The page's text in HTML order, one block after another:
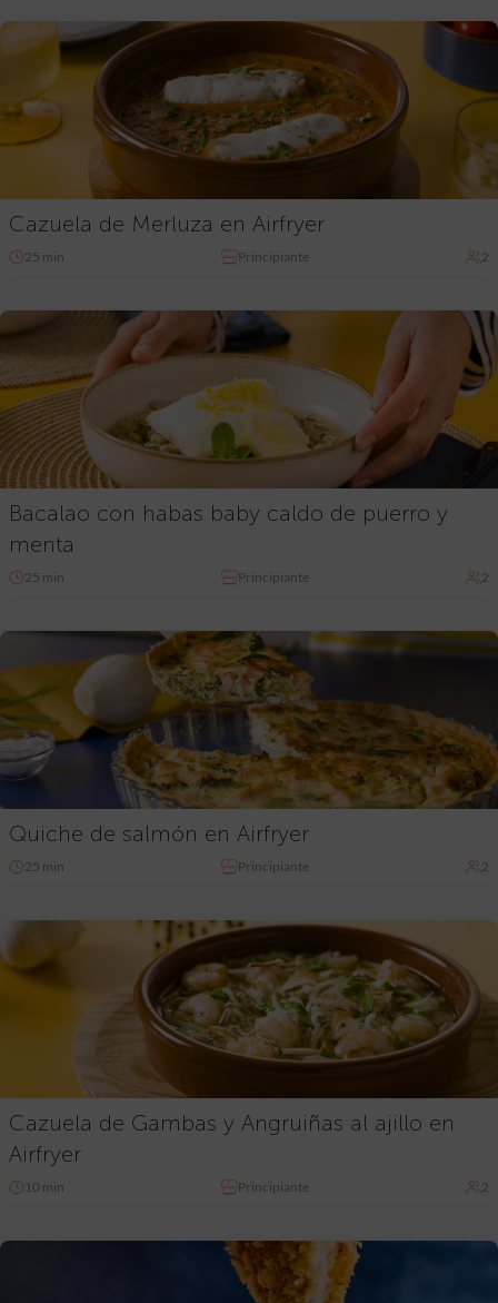
Cazuela de Merluza en Airfryer
25 min Principiante 2
Bacalao con habas baby caldo de puerro y
menta
25 min Principiante 2
Quiche de salmón en Airfryer
25 min Principiante 2
Cazuela de Gambas y Angruiñas al ajillo en
Airfryer
10 min Principiante 2